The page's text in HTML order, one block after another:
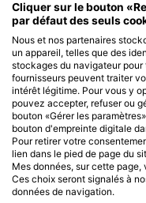
J F M A M J J A S O N D
Centres de
de plongée
Scuba Guam
167 Marine Corp Dr, 96910
Cliquer sur le bouton
par défaut des seuls
Nous et nos partenaires
un appareil, telles que des
stockages du navigateur
fournisseurs peuvent traiter
intérêt légitime. Pour vous y
pouvez accepter, refuser ou
bouton «Gérer les
bouton d'empreinte digitale
Pour retirer votre
lien dans le pied de page du
Mes données, sur cette
Ces choix seront signalés à
données de navigation.